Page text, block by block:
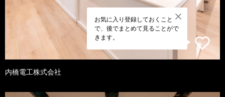
お気に入り登録しておくこと
で、後でまとめて見ることがで
きます。
内橋電工株式会社